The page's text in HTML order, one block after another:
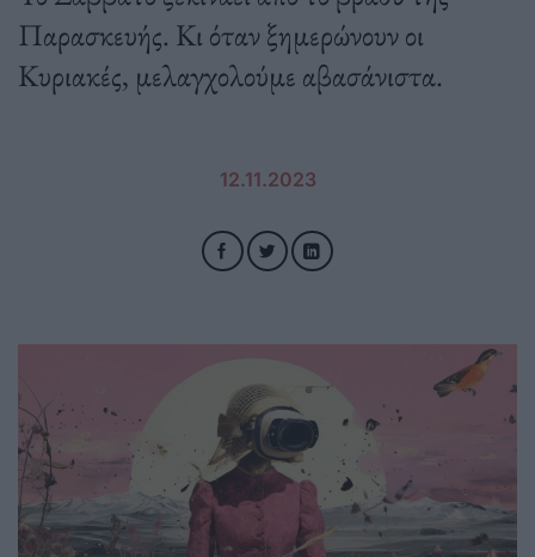
Παρασκευής. Κι όταν ξημερώνουν οι
Κυριακές, μελαγχολούμε αβασάνιστα.
12.11.2023